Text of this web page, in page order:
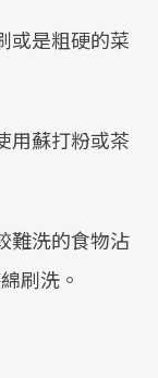
或是粗硬的菜
用蘇打粉或茶
難洗的食物沾
刷洗。